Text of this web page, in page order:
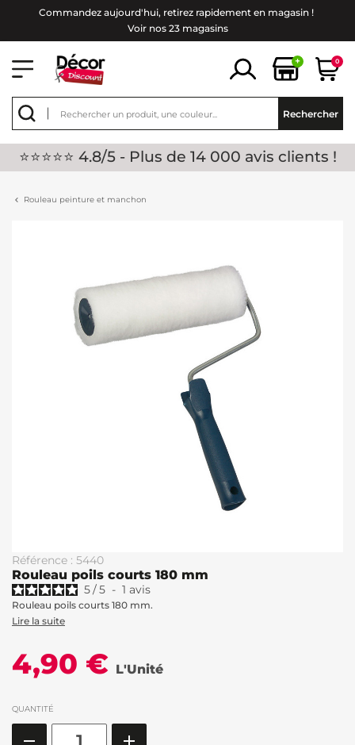
Commandez aujourd'hui, retirez rapidement en magasin !
Voir nos 23 magasins
+ 0
Rechercher
⭐⭐⭐⭐⭐ 4.8/5 - Plus de 14 000 avis clients !
Rouleau peinture et manchon
Référence : 5440
Rouleau poils courts 180 mm
5/5 - 1 avis
Rouleau poils courts 180 mm.
Lire la suite
4,90 € L'Unité
QUANTITÉ